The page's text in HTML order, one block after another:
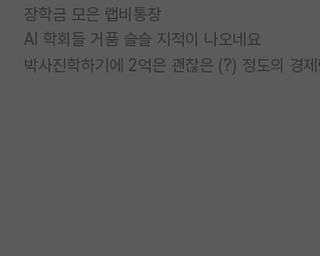
장학금 모은 랩비통장
AI 학회들 거품 슬슬 지적이 나오네요